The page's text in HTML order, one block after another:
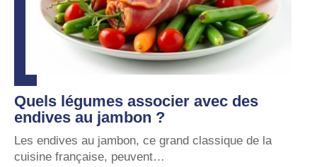
Quels légumes associer avec des
endives au jambon ?
Les endives au jambon, ce grand classique de la
cuisine française, peuvent…